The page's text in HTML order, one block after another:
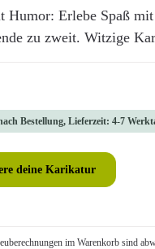
Humor: Erlebe Spaß
zu zweit. Witzige
Bestellung, Lieferzeit: 4-7
deine Karikatur
im Warenkorb sind